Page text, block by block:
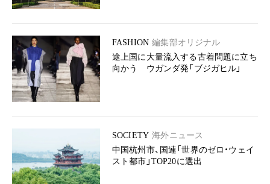
FASHION 編集部オリジナル
途上国に大量流入する古着問題に立ち
向かう ウガンダ発「ブジガヒル」
SOCIETY 海外ニュース
中国杭州市、国連「世界のゼロ・ウェイ
スト都市」TOP20に選出